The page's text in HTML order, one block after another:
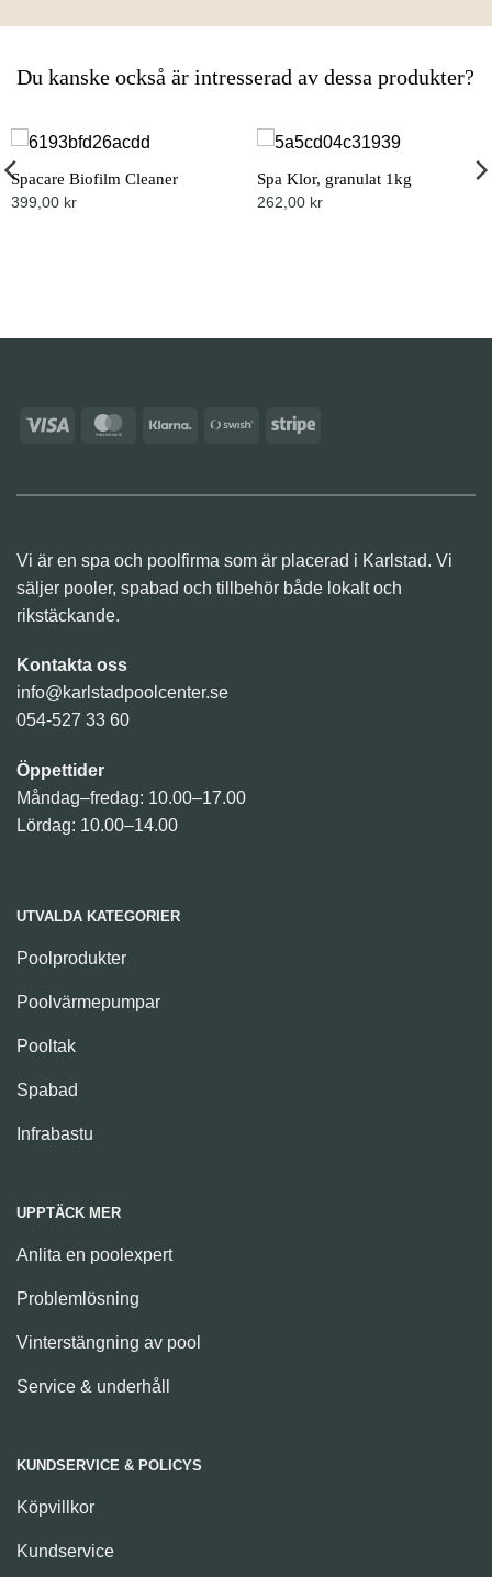
Du kanske också är intresserad av dessa produkter?
Spacare Biofilm Cleaner
399,00 kr
Spa Klor, granulat 1kg
262,00 kr
Visa MasterCardKlarna Swish
Stripe
Vi är en spa och poolfirma som är placerad i Karlstad. Vi
säljer pooler, spabad och tillbehör både lokalt och
rikstäckande.
Kontakta oss
info@karlstadpoolcenter.se
054-527 33 60
Öppettider
Måndag–fredag: 10.00–17.00
Lördag: 10.00–14.00
UTVALDA KATEGORIER
Poolprodukter
Poolvärmepumpar
Pooltak
Spabad
Infrabastu
UPPTÄCK MER
Anlita en poolexpert
Problemlösning
Vinterstängning av pool
Service & underhåll
KUNDSERVICE & POLICYS
Köpvillkor
Kundservice